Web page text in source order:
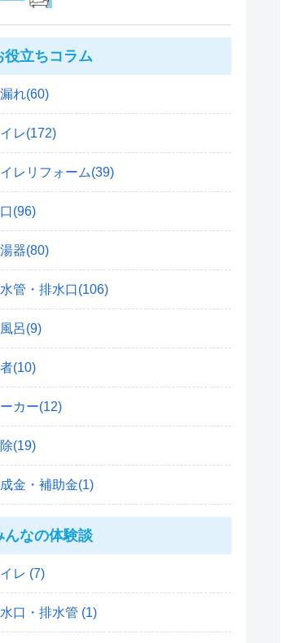
役立ちコラム
れ(60)
イレ(172)
イレリフォーム(39)
(96)
器(80)
管・排水口(106)
呂(9)
(10)
ーカー(12)
(19)
金・補助金(1)
んなの体験談
イレ (7)
口・排水管 (1)